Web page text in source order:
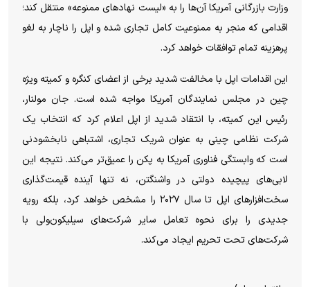
وزارت بازرگانی آمریکا آن‌ها را به «لیست نهاد‌های ممنوعه» منتقل کند؛
اقدامی که منجر به ممنوعیت کامل تجاری شده و اپل را ناچار به لغو
پرهزینه تمام توافقات خواهد کرد.
این اقدامات اپل با مخالفت شدید برخی از اعضای کنگره و کمیته ویژه
چین در مجلس نمایندگان آمریکا مواجه شده است. جان مولنار،
رئیس این کمیته، با انتقاد شدید از اپل اعلام کرد که انتخاب یک
شرکت نظامی چینی به عنوان شریک تجاری، اشتباهی نابخشودنی
است که وابستگی فناوری آمریکا به پکن را عمیق‌تر می‌کند. نتیجه این
لابی‌های پیچیده دولتی در واشنگتن، نه تنها آینده قیمت‌گذاری
سخت‌افزار‌های اپل تا سال ۲۰۲۷ را مشخص خواهد کرد، بلکه رویه
جدیدی را برای نحوه تعامل سایر شرکت‌های سیلیکون‌ولی با
شرکت‌های تحت تحریم ایجاد می‌کند.